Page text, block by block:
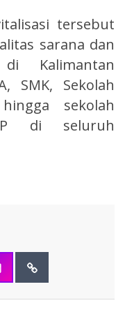
tersebut
sarana dan
Kalimantan
SMK, Sekolah
sekolah
di seluruh